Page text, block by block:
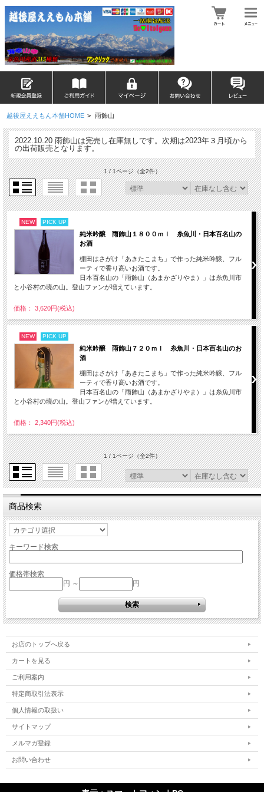
越後屋ええもん本舗HOME > 雨飾山
2022.10.20 雨飾山は完売し在庫無しです。次期は2023年３月頃から
の出荷販売となります。
1 / 1ページ（全2件）
NEW PICK UP
純米吟醸 雨飾山１８００ｍｌ 糸魚川・日本百名山の
お酒
棚田はさがけ「あきたこまち」で作った純米吟醸、フル
ーティで香り高いお酒です。
日本百名山の「雨飾山（あまかざりやま）」は糸魚川市
と小谷村の境の山。登山ファンが増えています。
価格： 3,620円(税込)
NEW PICK UP
純米吟醸 雨飾山７２０ｍｌ 糸魚川・日本百名山のお
酒
棚田はさがけ「あきたこまち」で作った純米吟醸、フル
ーティで香り高いお酒です。
日本百名山の「雨飾山（あまかざりやま）」は糸魚川市
と小谷村の境の山。登山ファンが増えています。
価格： 2,340円(税込)
1 / 1ページ（全2件）
商品検索
キーワード検索
価格帯検索
円 ～
円
お店のトップへ戻る
カートを見る
ご利用案内
特定商取引法表示
個人情報の取扱い
サイトマップ
メルマガ登録
お問い合わせ